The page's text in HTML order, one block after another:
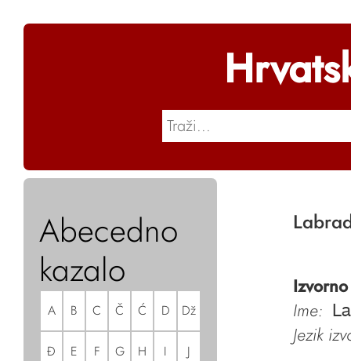
Abecedno
kazalo
A B C Č Ć D Dž
Đ E F G H I J
Ime:
Jezik